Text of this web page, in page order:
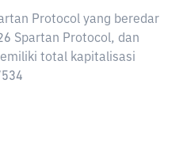
Protocol yang beredar
Spartan Protocol, dan
total kapitalisasi